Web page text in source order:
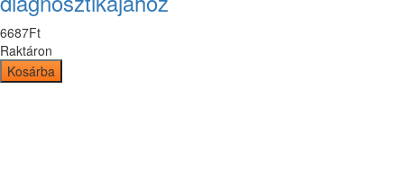
6687Ft
Raktáron
Kosárba